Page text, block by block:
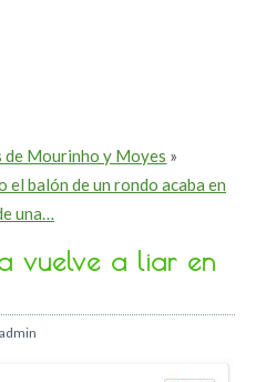
de Mourinho y Moyes »
el balón de un rondo acaba en
una…
vuelve a liar en
admin